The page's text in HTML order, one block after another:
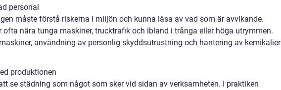
personal
måste förstå riskerna i miljön och kunna läsa av vad som är avvikande.
ofta nära tunga maskiner, trucktrafik och ibland i trånga eller höga utrymmen.
användning av personlig skyddsutrustning och hantering av kemikalier
produktionen
se städning som något som sker vid sidan av verksamheten. I praktiken